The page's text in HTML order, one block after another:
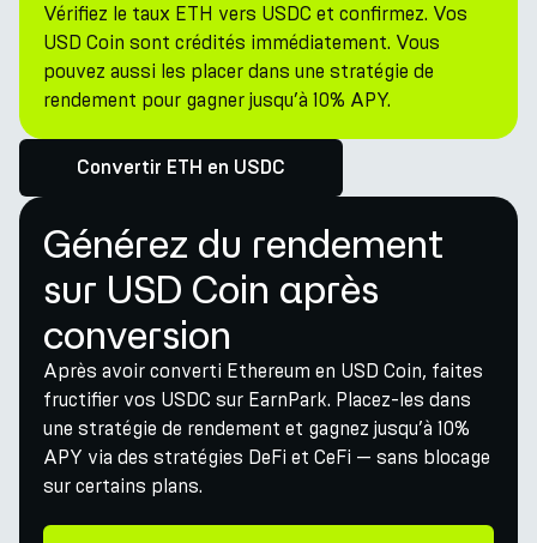
Vérifiez le taux ETH vers USDC et confirmez. Vos
USD Coin sont crédités immédiatement. Vous
pouvez aussi les placer dans une stratégie de
rendement pour gagner jusqu’à 10% APY.
Convertir ETH en USDC
Générez du rendement
sur USD Coin après
conversion
Après avoir converti Ethereum en USD Coin, faites
fructifier vos USDC sur EarnPark. Placez-les dans
une stratégie de rendement et gagnez jusqu’à 10%
APY via des stratégies DeFi et CeFi — sans blocage
sur certains plans.